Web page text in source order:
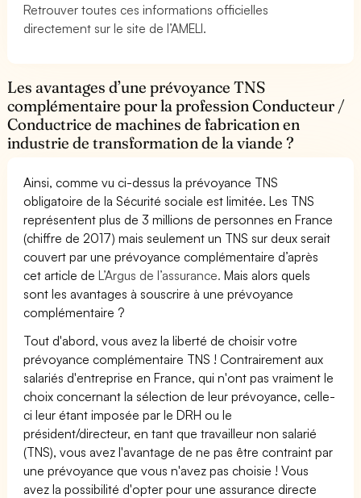
Retrouver toutes ces informations officielles
directement sur le site de l’AMELI.
Les avantages d’une prévoyance TNS
complémentaire pour la profession Conducteur /
Conductrice de machines de fabrication en
industrie de transformation de la viande ?
Ainsi, comme vu ci-dessus la prévoyance TNS
obligatoire de la Sécurité sociale est limitée. Les TNS
représentent plus de 3 millions de personnes en France
(chiffre de 2017) mais seulement un TNS sur deux serait
couvert par une prévoyance complémentaire d’après
cet article deL’Argus de l’assurance. Mais alors quels
sont les avantages à souscrire à une prévoyance
complémentaire ?
Tout d'abord, vous avez la liberté de choisir votre
prévoyance complémentaire TNS ! Contrairement aux
salariés d'entreprise en France, qui n'ont pas vraiment le
choix concernant la sélection de leur prévoyance, celle-
ci leur étant imposée par le DRH ou le
président/directeur, en tant que travailleur non salarié
(TNS), vous avez l'avantage de ne pas être contraint par
une prévoyance que vous n'avez pas choisie ! Vous
avez la possibilité d'opter pour une assurance directe